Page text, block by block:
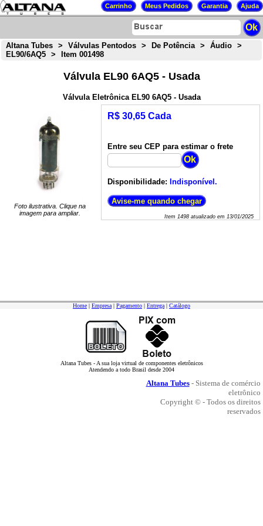
Altana Tubes > Válvulas Pentodos > De Potência > Áudio
>
EL90/6AQ5
> Item 001498
Válvula EL90 6AQ5 - Usada
Válvula Eletrônica EL90 6AQ5 - Usada
Foto ilustrativa. Clique na
imagem para ampliar.
R$ 30,65 Cada
Entre seu CEP para estimar o frete
Disponibilidade: Indisponível.
Item 1498atualizado em 13/01/2025
Home | Empresa | Pagamento | Entrega | Catálogo
Altana Tubes - A sua loja virtual de componentes eletrônicos
Atendendo a todo Brasil desde 2004
Altana Tubes- Sistema de comércio
eletrônico
Copyright © - Todos os direitos
reservados